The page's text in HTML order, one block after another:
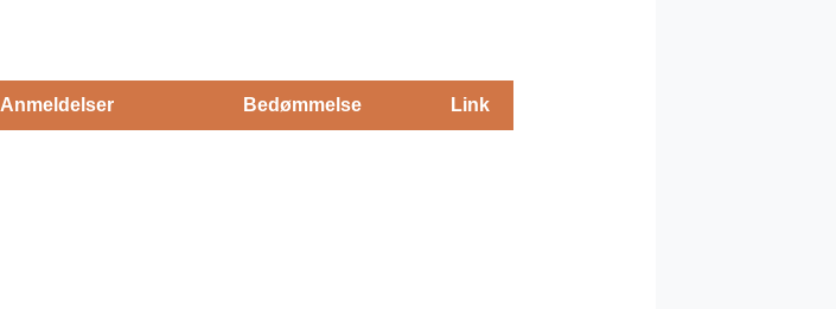
Anmeldelser Bedømmelse Link